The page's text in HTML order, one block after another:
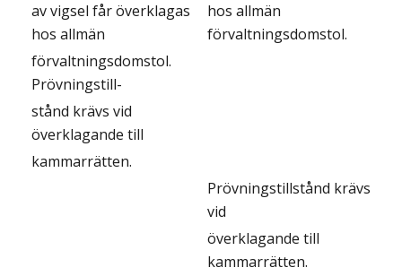
av vigsel får överklagas
hos allmän
hos allmän
förvaltningsdomstol.
förvaltningsdomstol.
Prövningstill-
stånd krävs vid
överklagande till
kammarrätten.
Prövningstillstånd krävs
vid
överklagande till
kammarrätten.